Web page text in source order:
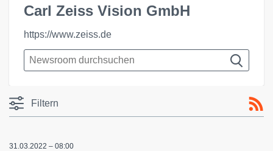
Carl Zeiss Vision GmbH
https://www.zeiss.de
Filtern
31.03.2022 – 08:00